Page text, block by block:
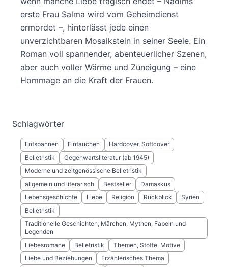
erste Frau Salma wird vom Geheimdienst
ermordet –, hinterlässt jede einen
unverzichtbaren Mosaikstein in seiner Seele. Ein
Roman voll spannender, abenteuerlicher Szenen,
aber auch voller Wärme und Zuneigung – eine
Hommage an die Kraft der Frauen.
Schlagwörter
Entspannen Eintauchen
Hardcover, Softcover
Belletristik
Gegenwartsliteratur (ab 1945)
Moderne und zeitgenössische Belletristik
allgemein und literarisch
Bestseller
Damaskus
Lebensgeschichte
Liebe Religion Rückblick
Syrien
Belletristik
Traditionelle Geschichten, Märchen, Mythen, Fabeln und
Legenden
Liebesromane
Belletristik
Themen, Stoffe, Motive
Liebe und Beziehungen
Erzählerisches Thema